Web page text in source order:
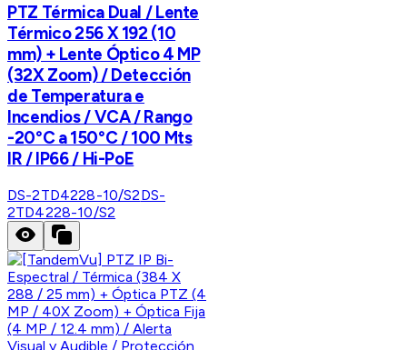
PTZ Térmica Dual / Lente
Térmico 256 X 192 (10
mm) + Lente Óptico 4 MP
(32X Zoom) / Detección
de Temperatura e
Incendios / VCA / Rango
-20°C a 150°C / 100 Mts
IR / IP66 / Hi-PoE
DS-2TD4228-10/S2DS-
2TD4228-10/S2